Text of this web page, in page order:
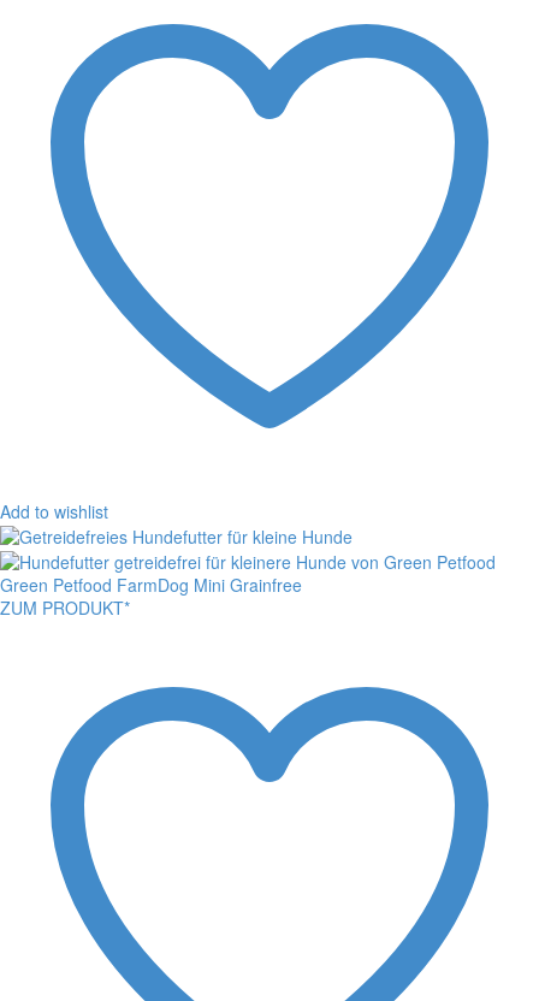
Add to wishlist
Green Petfood FarmDog Mini Grainfree
ZUM PRODUKT*